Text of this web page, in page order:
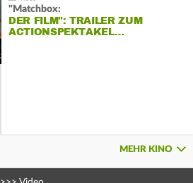
"Matchbox:
DER FILM": TRAILER ZUM
ACTIONSPEKTAKEL…
MEHR KINO